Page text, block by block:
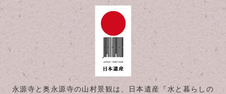
永源寺と奥永源寺の山村景観は、日本遺産 『水と暮らしの